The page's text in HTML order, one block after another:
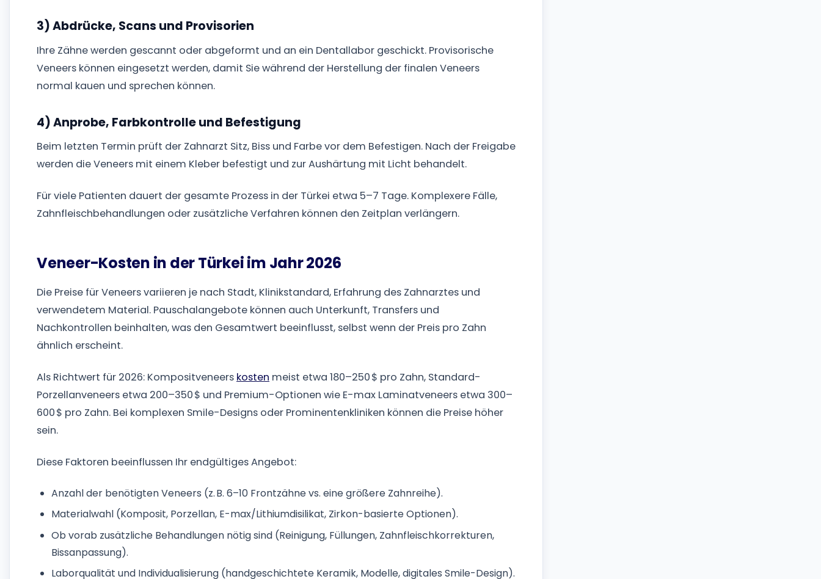
3) Abdrücke, Scans und Provisorien
Ihre Zähne werden gescannt oder abgeformt und an ein Dentallabor geschickt. Provisorische
Veneers können eingesetzt werden, damit Sie während der Herstellung der finalen Veneers
normal kauen und sprechen können.
4) Anprobe, Farbkontrolle und Befestigung
Beim letzten Termin prüft der Zahnarzt Sitz, Biss und Farbe vor dem Befestigen. Nach der Freigabe
werden die Veneers mit einem Kleber befestigt und zur Aushärtung mit Licht behandelt.
Für viele Patienten dauert der gesamte Prozess in der Türkei etwa 5–7 Tage. Komplexere Fälle,
Zahnfleischbehandlungen oder zusätzliche Verfahren können den Zeitplan verlängern.
Veneer-Kosten in der Türkei im Jahr 2026
Die Preise für Veneers variieren je nach Stadt, Klinikstandard, Erfahrung des Zahnarztes und
verwendetem Material. Pauschalangebote können auch Unterkunft, Transfers und
Nachkontrollen beinhalten, was den Gesamtwert beeinflusst, selbst wenn der Preis pro Zahn
ähnlich erscheint.
Als Richtwert für 2026: Kompositveneers kosten meist etwa 180–250 $ pro Zahn, Standard-
Porzellanveneers etwa 200–350 $ und Premium-Optionen wie E-max Laminatveneers etwa 300–
600 $ pro Zahn. Bei komplexen Smile-Designs oder Prominentenkliniken können die Preise höher
sein.
Diese Faktoren beeinflussen Ihr endgültiges Angebot:
Anzahl der benötigten Veneers (z. B. 6–10 Frontzähne vs. eine größere Zahnreihe).
Materialwahl (Komposit, Porzellan, E-max/Lithiumdisilikat, Zirkon-basierte Optionen).
Ob vorab zusätzliche Behandlungen nötig sind (Reinigung, Füllungen, Zahnfleischkorrekturen,
Bissanpassung).
Laborqualität und Individualisierung (handgeschichtete Keramik, Modelle, digitales Smile-Design).